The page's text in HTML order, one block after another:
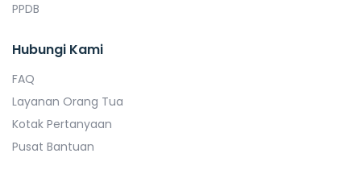
PPDB
Hubungi Kami
FAQ
Layanan Orang Tua
Kotak Pertanyaan
Pusat Bantuan